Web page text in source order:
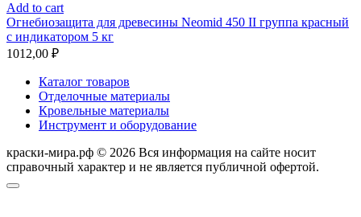
Add to cart
Огнебиозащита для древесины Neomid 450 II группа красный
с индикатором 5 кг
1012,00 ₽
Каталог товаров
Отделочные материалы
Кровельные материалы
Инструмент и оборудование
краски-мира.рф © 2026 Вся информация на сайте носит
справочный характер и не является публичной офертой.